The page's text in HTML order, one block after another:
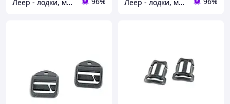
Леер - лодки, моторы, всё для отдыха Леер - лодки, моторы, всё для отдыха